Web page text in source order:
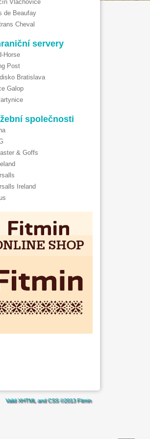
Vlachovice
de Beaufay
Cheval
servery
Horse
Post
Bratislava
Galop
společnosti
& Goffs
Ireland
ValidXHTML andCSS©2013Fitmin